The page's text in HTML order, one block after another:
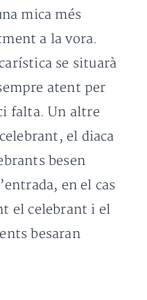
mica més
a la vora.
se situarà
atent per
falta. Un altre
el diaca
besen
en el cas
el celebrant i el
besaran